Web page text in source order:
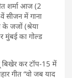
शर्मा आज (2
सीजन में गाना
के जजों (श्रेया
मुंबई का गोल्ड
बिखेर कर टॉप-15 में
गीत “वो जब याद